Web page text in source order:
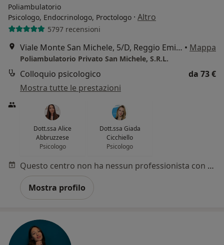
Poliambulatorio
Psicologo, Endocrinologo, Proctologo · Altro
5797 recensioni
Viale Monte San Michele, 5/D, Reggio Emilia • Mappa
Poliambulatorio Privato San Michele, S.R.L.
Colloquio psicologico
da 73 €
Mostra tutte le prestazioni
Dott.ssa Alice
Abbruzzese
Psicologo
Dott.ssa Giada
Cicchiello
Psicologo
Questo centro non ha nessun professionista con date disponibili
Mostra profilo